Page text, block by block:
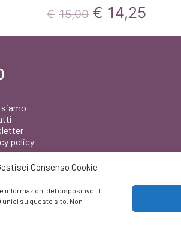
Consenso Cookie
informazioni del dispositivo. Il
su questo sito. Non
€ 15,00 Il
prezzo
€ 14,25
policy